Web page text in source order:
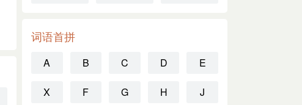
词语首拼
A B C D E
X F G H J